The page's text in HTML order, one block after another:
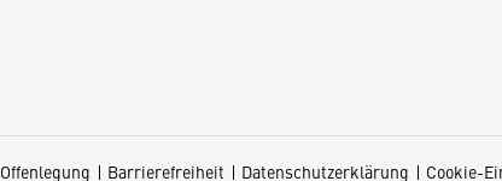
Offenlegung Barrierefreiheit Datenschutzerklärung Cookie-